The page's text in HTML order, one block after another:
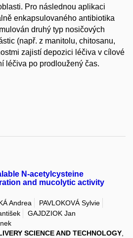
Pro následnou aplikaci
enkapsulovaného antibiotika
druhý typ nosičových
(např. z manitolu, chitosanu,
zajistí depozici léčiva v cílové
léčiva po prodloužený čas.
N-acetylcysteine
and mucolytic activity
Andrea
PAVLOKOVÁ Sylvie
GAJDZIOK Jan
SCIENCE AND TECHNOLOGY,